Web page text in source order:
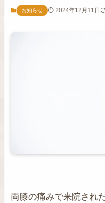
お知らせ 2024年12月11日
両膝の痛みで来院され